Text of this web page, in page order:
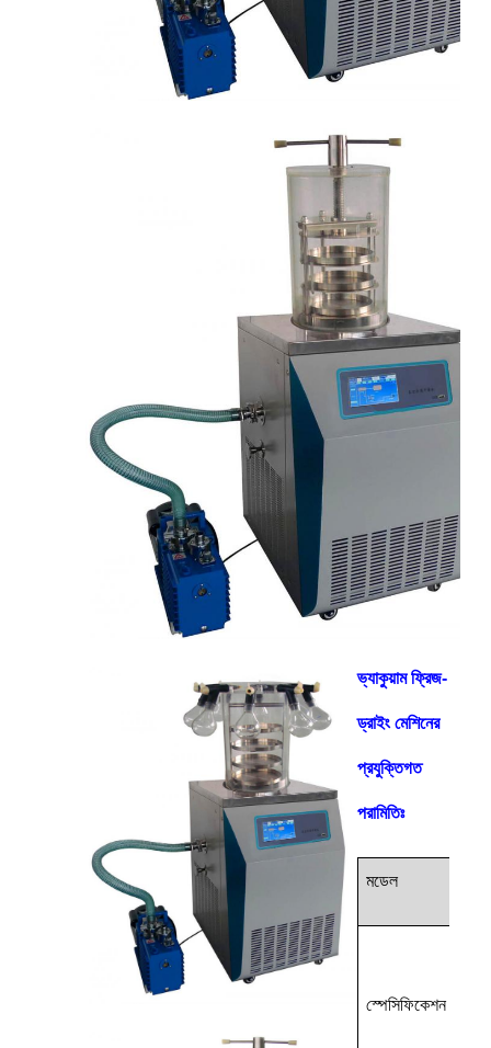
ভ্যাকুয়াম ফ্রিজ-
ড্রাইং মেশিনের
প্রযুক্তিগত
পরামিতিঃ
মডেল
স্পেসিফিকেশন